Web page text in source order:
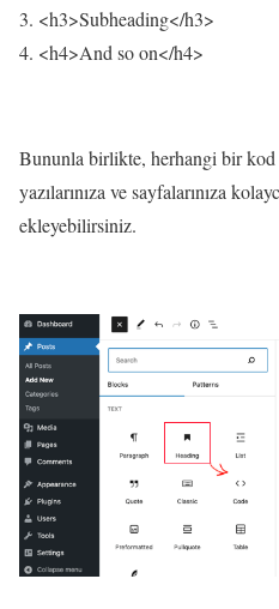
<h3>Subheading</h3>
<h4>And so on</h4>
Bununla birlikte, herhangi bir
yazılarınıza ve sayfalarınıza
ekleyebilirsiniz.